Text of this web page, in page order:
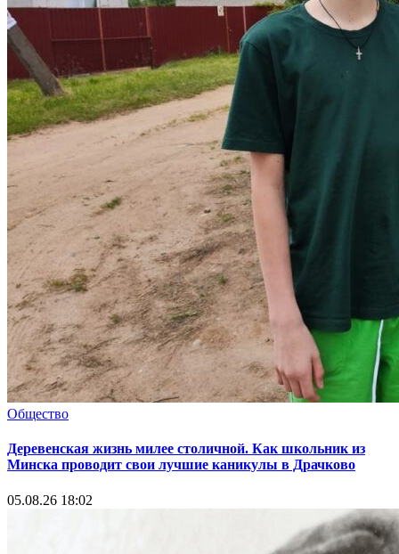
Общество
Деревенская жизнь милее столичной. Как школьник из
Минска проводит свои лучшие каникулы в Драчково
05.08.26 18:02